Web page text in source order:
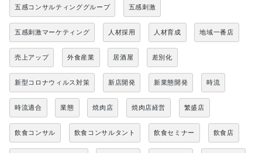
五感コンサルティンググループ 五感刺激
五感刺激マーケティング 人材採用 人材育成 地域一番店
売上アップ 外食産業 居酒屋 差別化
新型コロナウィルス対策 新店開発 新業態開発 時流
時流適合 業態 焼肉店 焼肉店経営 繁盛店
飲食コンサル 飲食コンサルタント 飲食セミナー 飲食店